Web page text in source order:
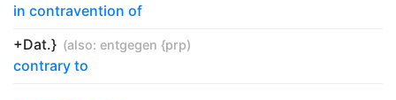
in contravention of
+Dat.} (also: entgegen {prp)
contrary to